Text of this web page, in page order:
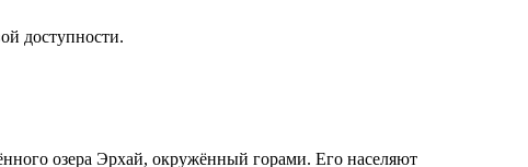
доступности.
озера Эрхай, окружённый горами. Его населяют